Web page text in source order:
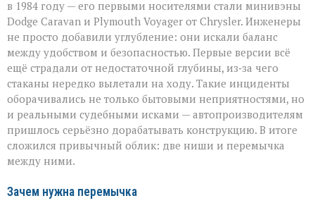
в 1984 году — его первыми носителями стали минивэны
Dodge Caravan и Plymouth Voyager от Chrysler. Инженеры
не просто добавили углубление: они искали баланс
между удобством и безопасностью. Первые версии всё
ещё страдали от недостаточной глубины, из‑за чего
стаканы нередко вылетали на ходу. Такие инциденты
оборачивались не только бытовыми неприятностями, но
и реальными судебными исками — автопроизводителям
пришлось серьёзно дорабатывать конструкцию. В итоге
сложился привычный облик: две ниши и перемычка
между ними.
Зачем нужна перемычка